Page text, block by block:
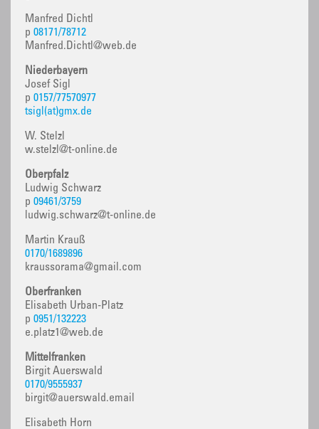
Manfred Dichtl
p 08171/78712
Manfred.Dichtl@web.de
Niederbayern
Josef Sigl
p 0157/77570977
tsigl(at)gmx.de
W. Stelzl
w.stelzl@t-online.de
Oberpfalz
Ludwig Schwarz
p 09461/3759
ludwig.schwarz@t-online.de
Martin Krauß
0170/1689896
kraussorama@gmail.com
Oberfranken
Elisabeth Urban-Platz
p 0951/132223
e.platz1@web.de
Mittelfranken
Birgit Auerswald
0170/9555937
birgit@auerswald.email
Elisabeth Horn